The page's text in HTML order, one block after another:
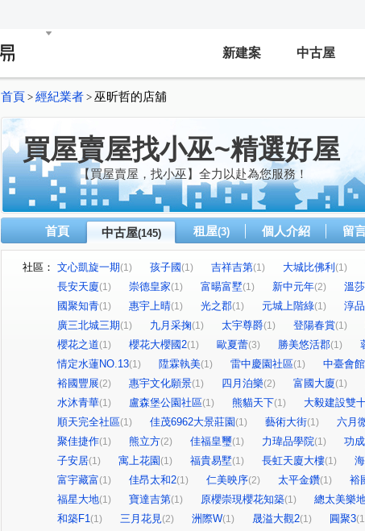
新建案 中古屋
首頁 > 經紀業者 > 巫昕哲的店舖
買屋賣屋找小巫~精選好屋
【買屋賣屋，找小巫】全力以赴為您服務！
首頁 中古屋(145) 租屋(3) 個人介紹 留
社區： 文心凱旋一期(1) 孩子國(1) 吉祥吉第(1) 大城比佛利 (1)
長安天廈(1) 崇德皇家(1) 富暘富墅(1) 新中元年(2) 溫
國聚知青(1) 惠宇上晴(1) 光之郡(1) 元城上階綠(1) 淳
廣三北城三期(1) 九月采掬(1) 太宇尊爵(1) 登陽春賞(1)
櫻花之道(1) 櫻花大櫻國2(1) 歐夏蕾(3) 勝美悠活郡(1)
情定水蓮NO.13(1) 陞霖執美(1) 雷中慶園社區(1) 中臺會館
裕國豐展(2) 惠宇文化願景(1) 四月泊樂(2) 富國大廈(1)
水沐青華(1) 盧森堡公園社區(1) 熊貓天下(1) 大毅建設雙
順天完全社區(1) 佳茂6962大景莊園 (1) 藝術大街(1) 六月
聚佳捷作(1) 熊立方(2) 佳福皇璽(1) 力瑋品學院(1) 功
子安居(1) 寓上花園 (1) 福貴易墅(1) 長虹天廈大樓(1)
富宇藏富(1) 佳昂太和2(1) 仁美映序(2) 太平金鑽(1) 裕
福星大地(1) 寶達吉第(1) 原櫻崇現櫻花知築(1) 總太美樂
和築F1(1) 三月花見(2) 洲際W(1) 晟溢大觀2(1) 圓聚3